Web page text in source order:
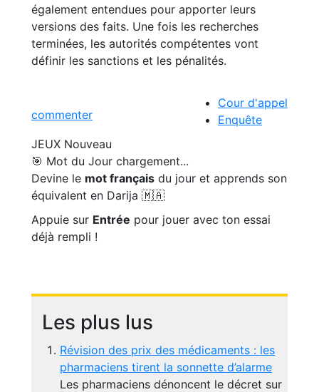
également entendues pour apporter leurs
versions des faits. Une fois les recherches
terminées, les autorités compétentes vont
définir les sanctions et les pénalités.
commenter
Cour d'appel
Enquête
JEUX Nouveau
🎯 Mot du Jour chargement...
Devine le mot français du jour et apprends son
équivalent en Darija 🇲🇦
Appuie sur Entrée pour jouer avec ton essai
déjà rempli !
Les plus lus
Révision des prix des médicaments : les
pharmaciens tirent la sonnette d’alarme
Les pharmaciens dénoncent le décret sur